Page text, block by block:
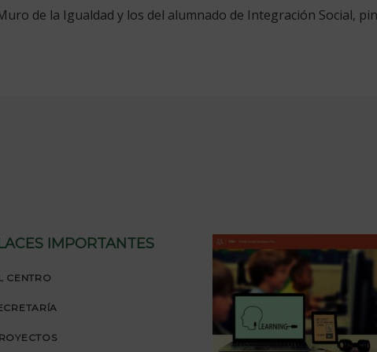
de la Igualdad y los del alumnado de Integración Social,
IMPORTANTES
CENTRO